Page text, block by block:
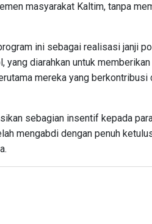
masyarakat Kaltim, tanpa
ini sebagai realisasi janji
yang diarahkan untuk
mereka yang
sebagian insentif kepada
mengabdi dengan penuh